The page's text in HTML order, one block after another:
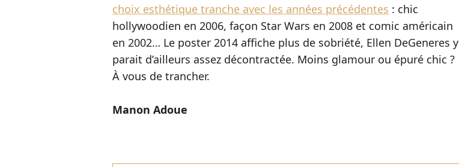
choix esthétique tranche avec les années précédentes : chic
hollywoodien en 2006, façon Star Wars en 2008 et comic américain
en 2002… Le poster 2014 affiche plus de sobriété, Ellen DeGeneres y
parait d’ailleurs assez décontractée. Moins glamour ou épuré chic ?
À vous de trancher.
Manon Adoue